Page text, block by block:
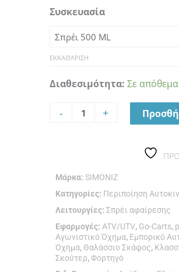
Συσκευασία
ΕΚΚΑΘΆΡΙΣΗ
Διαθεσιμότητα: Σε απόθεμα
-
INSECT
DIRT
(BIRD)
ποσότητα
+
Μάρκα:SIMONIZ
Κατηγορίες: Περιποίηση
Λειτουργίες:Σπρέι αφαίρεσης
Εφαρμογές: ATV/UTV, Go-Carts,
Αγωνιστικό Όχημα, Εμπορικό
Όχημα, Θαλάσσιο Σκάφος,
Σκούτερ,Φορτηγό